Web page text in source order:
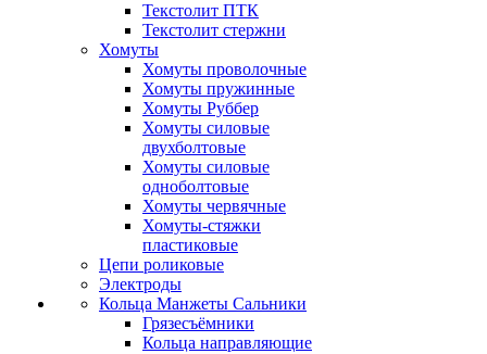
Текстолит ПТК
Текстолит стержни
Хомуты
Хомуты проволочные
Хомуты пружинные
Хомуты Руббер
Хомуты силовые
двухболтовые
Хомуты силовые
одноболтовые
Хомуты червячные
Хомуты-стяжки
пластиковые
Цепи роликовые
Электроды
Кольца Манжеты Сальники
Грязесъёмники
Кольца направляющие